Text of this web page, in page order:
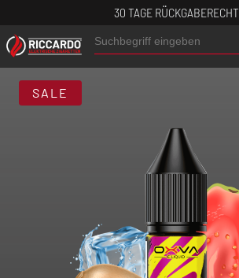
30 TAGE RÜCKGABERECHT
SALE